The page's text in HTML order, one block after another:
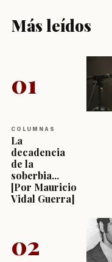
Más leídos
01
COLUMNAS
La
decadencia
de la
soberbia...
[Por Mauricio
Vidal Guerra]
02